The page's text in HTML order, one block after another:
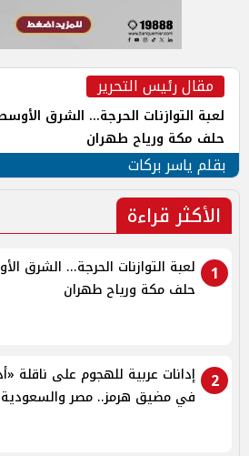
مقال رئيس التحرير
لعبة التوازنات الحرجة... الشرق
حلف مكة ورياح طهران
بقلم ياسر بركات
الأكثر قراءة
1
لعبة التوازنات الحرجة... الشرق
حلف مكة ورياح طهران
2
إدانات عربية للهجوم على ناقلة
في مضيق هرمز.. مصر والسعودية